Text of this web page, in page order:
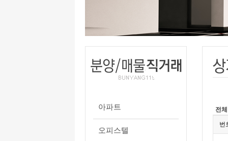
아파트
오피스텔
전체
번